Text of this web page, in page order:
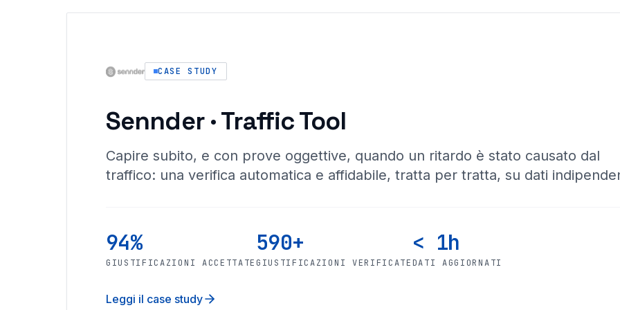
CASE STUDY
Sennder · Traffic Tool
Capire subito, e con prove oggettive, quando un ritardo è stato causato dal
traffico: una verifica automatica e affidabile, tratta per tratta, su dati
94%
GIUSTIFICAZIONI ACCETTATE
590+
GIUSTIFICAZIONI VERIFICATE
< 1h
DATI AGGIORNATI
Leggi il case study